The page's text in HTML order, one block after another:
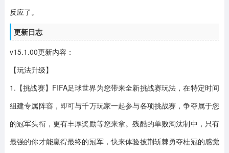
反应了。
更新日志
v15.1.00更新内容：
【玩法升级】
1.【挑战赛】FIFA足球世界为您带来全新挑战赛玩法，在特定时间
组建专属阵容，即可与千万玩家一起参与各项挑战赛，争夺属于您
的冠军头衔，更有丰厚奖励等您来拿。残酷的单败淘汰制中，只有
最强的你才能赢得最终的冠军，快来体验披荆斩棘勇夺桂冠的感觉